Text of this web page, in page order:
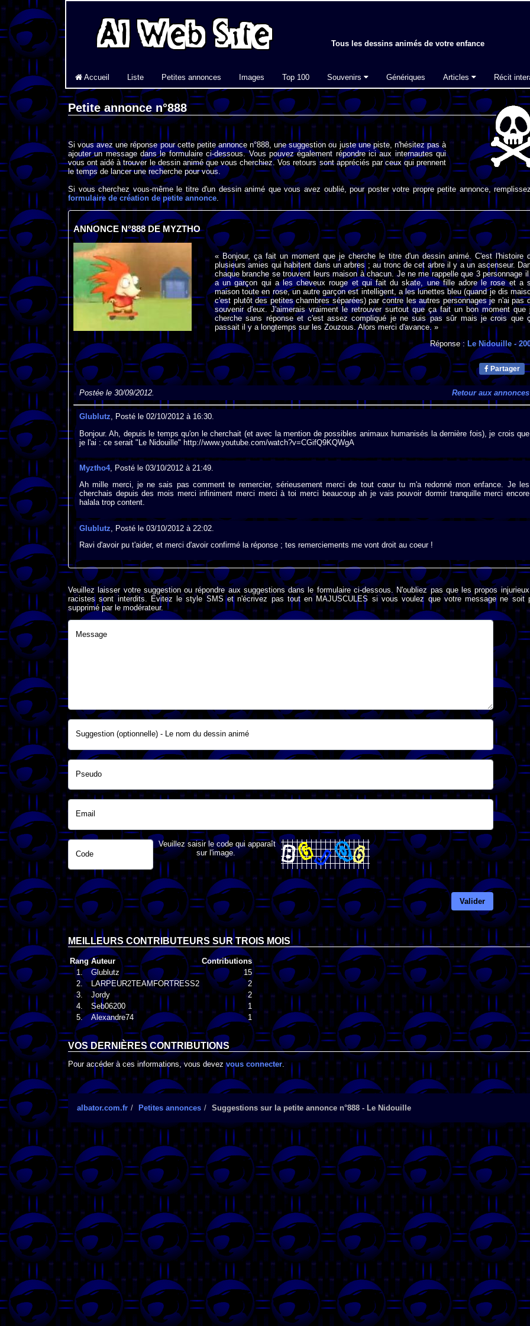
Tous les dessins animés de votre enfance
Accueil Liste Petites annonces Images Top 100 Souvenirs Génériques Articles Récit
Petite annonce n°888
Si vous avez une réponse pour cette petite annonce n°888, une suggestion ou juste une piste, n'hésitez pas à
ajouter un message dans le formulaire ci-dessous. Vous pouvez également répondre ici aux internautes qui
vous ont aidé à trouver le dessin animé que vous cherchiez. Vos retours sont appréciés par ceux qui prennent
le temps de lancer une recherche pour vous.
Si vous cherchez vous-même le titre d'un dessin animé que vous avez oublié, pour poster votre propre petite annonce,
formulaire de création de petite annonce.
ANNONCE N°888 DE MYZTHO
« Bonjour, ça fait un moment que je cherche le titre d'un dessin animé. C'est l'histoire
plusieurs amies qui habitent dans un arbres ; au tronc de cet arbre il y a un ascenseur.
chaque branche se trouvent leurs maison à chacun. Je ne me rappelle que 3 personnage
a un garçon qui a les cheveux rouge et qui fait du skate, une fille adore le rose et a
maison toute en rose, un autre garçon est intelligent, a les lunettes bleu (quand je dis
c'est plutôt des petites chambres séparées) par contre les autres personnages je n'ai pas
souvenir d'eux. J'aimerais vraiment le retrouver surtout que ça fait un bon moment que
cherche sans réponse et c'est assez compliqué je ne suis pas sûr mais je crois que
passait il y a longtemps sur les Zouzous. Alors merci d'avance. »
Réponse : Le Nidouille-
Partager
Postée le 30/09/2012. Retour aux annonces
Glublutz, Posté le 02/10/2012 à 16:30.
Bonjour. Ah, depuis le temps qu'on le cherchait (et avec la mention de possibles animaux humanisés la dernière fois), je crois que
je l'ai : ce serait "Le Nidouille" http://www.youtube.com/watch?v=CGifQ9KQWgA
Myztho4, Posté le 03/10/2012 à 21:49.
Ah mille merci, je ne sais pas comment te remercier, sérieusement merci de tout cœur tu m'a redonné mon enfance. Je les
cherchais depuis des mois merci infiniment merci merci à toi merci beaucoup ah je vais pouvoir dormir tranquille merci encore
halala trop content.
Glublutz , Posté le 03/10/2012 à 22:02.
Ravi d'avoir pu t'aider, et merci d'avoir confirmé la réponse ; tes remerciements me vont droit au coeur !
Veuillez laisser votre suggestion ou répondre aux suggestions dans le formulaire ci-dessous. N'oubliez pas que les propos
racistes sont interdits. Evitez le style SMS et n'écrivez pas tout en MAJUSCULES si vous voulez que votre message ne soit
supprimé par le modérateur.
Message
Suggestion (optionnelle) - Le nom du dessin animé
Pseudo
Email
Code
Veuillez saisir le code qui apparaît
sur l'image.
Valider
MEILLEURS CONTRIBUTEURS SUR TROIS MOIS
Rang Auteur
Contributions
1.
Glublutz
15
2.
LARPEUR2TEAMFORTRESS2
2
3.
Jordy
2
4.
Seb06200
1
5.
Alexandre74 1
VOS DERNIÈRES CONTRIBUTIONS
Pour accéder à ces informations, vous devezvous connecter
albator.com.fr Petites annonces Suggestions sur la petite annonce n°888 - Le Nidouille